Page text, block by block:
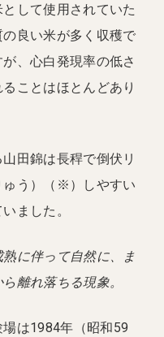
して使用されていた
良い米が多く収穫で
、心白発現率の低さ
ことはほとんどあり
田錦は長稈で倒伏リ
ゅう）（※）しやすい
ました。
に伴って自然に、ま
離れ落ちる現象。
は1984年（昭和59